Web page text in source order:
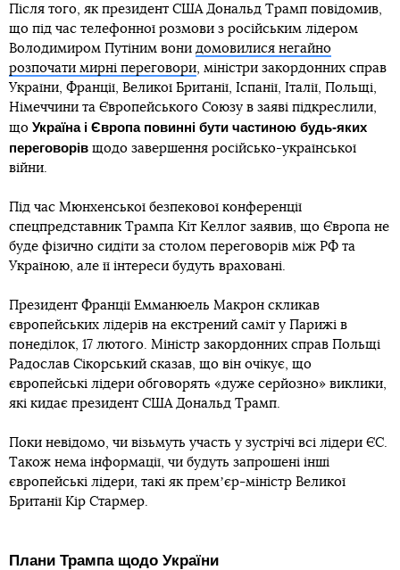
Після того, як президент США Дональд Трамп повідомив,
що під час телефонної розмови з російським лідером
Володимиром Путіним вони домовилися негайно
розпочати мирні переговори , міністри закордонних справ
України, Франції, Великої Британії, Іспанії, Італії, Польщі,
Німеччини та Європейського Союзу в заяві підкреслили,
що Україна і Європа повинні бути частиною будь-яких
переговорів щодо завершення російсько-української
війни.
Під час Мюнхенської безпекової конференції
спецпредставник Трампа Кіт Келлог заявив, що Європа не
буде фізично сидіти за столом переговорів між РФ та
Україною, але її інтереси будуть враховані.
Президент Франції Емманюель Макрон скликав
європейських лідерів на екстрений саміт у Парижі в
понеділок, 17 лютого. Міністр закордонних справ Польщі
Радослав Сікорський сказав, що він очікує, що
європейські лідери обговорять «дуже серйозно» виклики,
які кидає президент США Дональд Трамп.
Поки невідомо, чи візьмуть участь у зустрічі всі лідери ЄС.
Також нема інформації, чи будуть запрошені інші
європейські лідери, такі як премʼєр-міністр Великої
Британії Кір Стармер.
Плани Трампа щодо України